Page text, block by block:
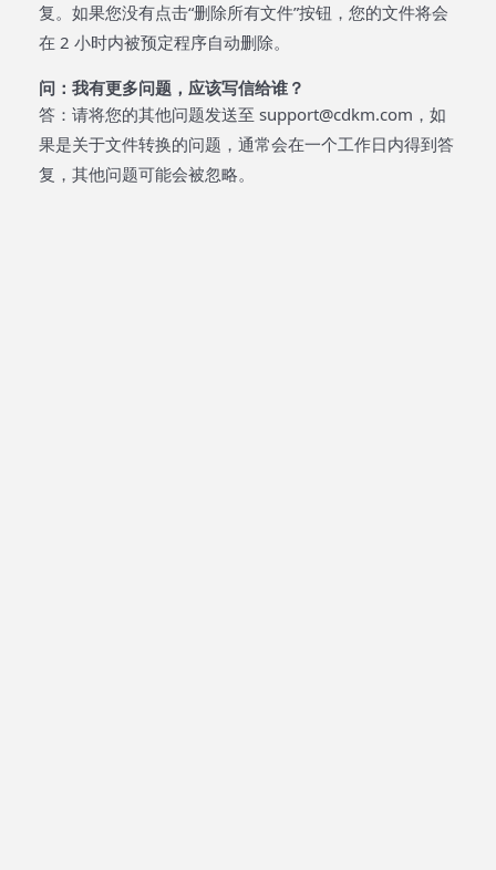
复。如果您没有点击“删除所有文件”按钮，您的文件将会
在 2 小时内被预定程序自动删除。
问：我有更多问题，应该写信给谁？
答：请将您的其他问题发送至 support@cdkm.com，如
果是关于文件转换的问题，通常会在一个工作日内得到答
复，其他问题可能会被忽略。